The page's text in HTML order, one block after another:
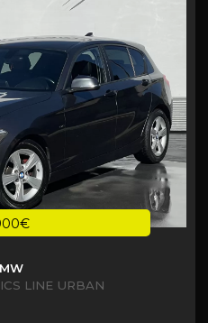
LINE URBAN